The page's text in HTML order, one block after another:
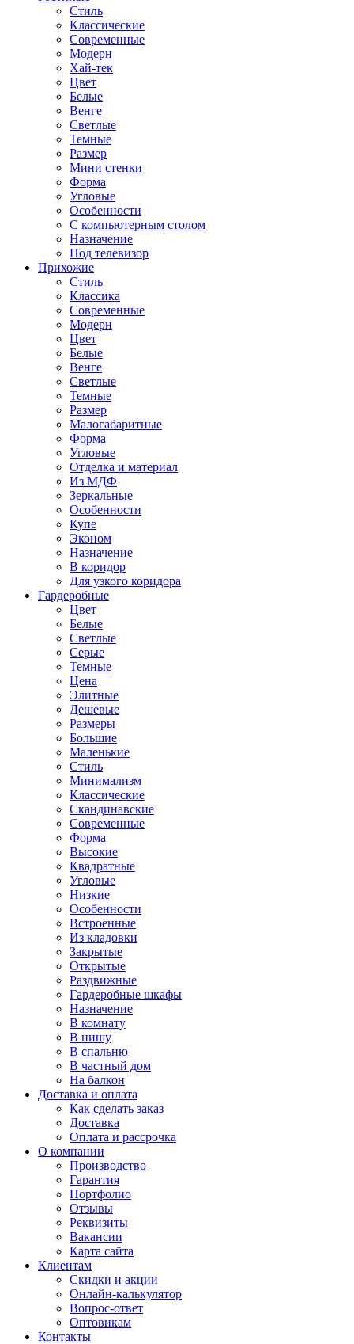
Стиль
Классические
Современные
Модерн
Хай-тек
Цвет
Белые
Венге
Светлые
Темные
Размер
Мини стенки
Форма
Угловые
Особенности
С компьютерным столом
Назначение
Под телевизор
Прихожие
Стиль
Классика
Современные
Модерн
Цвет
Белые
Венге
Светлые
Темные
Размер
Малогабаритные
Форма
Угловые
Отделка и материал
Из МДФ
Зеркальные
Особенности
Купе
Эконом
Назначение
В коридор
Для узкого коридора
Гардеробные
Цвет
Белые
Светлые
Серые
Темные
Цена
Элитные
Дешевые
Размеры
Большие
Маленькие
Стиль
Минимализм
Классические
Скандинавские
Современные
Форма
Высокие
Квадратные
Угловые
Низкие
Особенности
Встроенные
Из кладовки
Закрытые
Открытые
Раздвижные
Гардеробные шкафы
Назначение
В комнату
В нишу
В спальню
В частный дом
На балкон
Доставка и оплата
Как сделать заказ
Доставка
Оплата и рассрочка
О компании
Производство
Гарантия
Портфолио
Отзывы
Реквизиты
Вакансии
Карта сайта
Клиентам
Скидки и акции
Онлайн-калькулятор
Вопрос-ответ
Оптовикам
Контакты